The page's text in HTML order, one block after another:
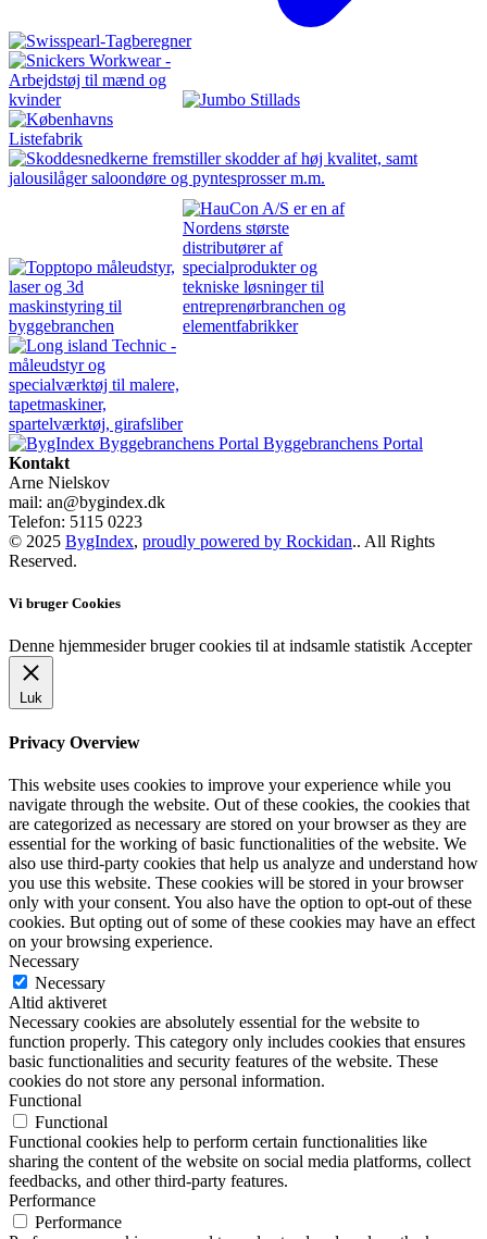
Byggebranchens Portal
Kontakt
Arne Nielskov
mail: an@bygindex.dk
Telefon: 5115 0223
© 2025 BygIndex, proudly powered by Rockidan.. All Rights
Reserved.
Vi bruger Cookies
Denne hjemmesider bruger cookies til at indsamle statistik Accepter
Luk
Privacy Overview
This website uses cookies to improve your experience while you
navigate through the website. Out of these cookies, the cookies that
are categorized as necessary are stored on your browser as they are
essential for the working of basic functionalities of the website. We
also use third-party cookies that help us analyze and understand how
you use this website. These cookies will be stored in your browser
only with your consent. You also have the option to opt-out of these
cookies. But opting out of some of these cookies may have an effect
on your browsing experience.
Necessary
Necessary
Altid aktiveret
Necessary cookies are absolutely essential for the website to
function properly. This category only includes cookies that ensures
basic functionalities and security features of the website. These
cookies do not store any personal information.
Functional
Functional
Functional cookies help to perform certain functionalities like
sharing the content of the website on social media platforms, collect
feedbacks, and other third-party features.
Performance
Performance